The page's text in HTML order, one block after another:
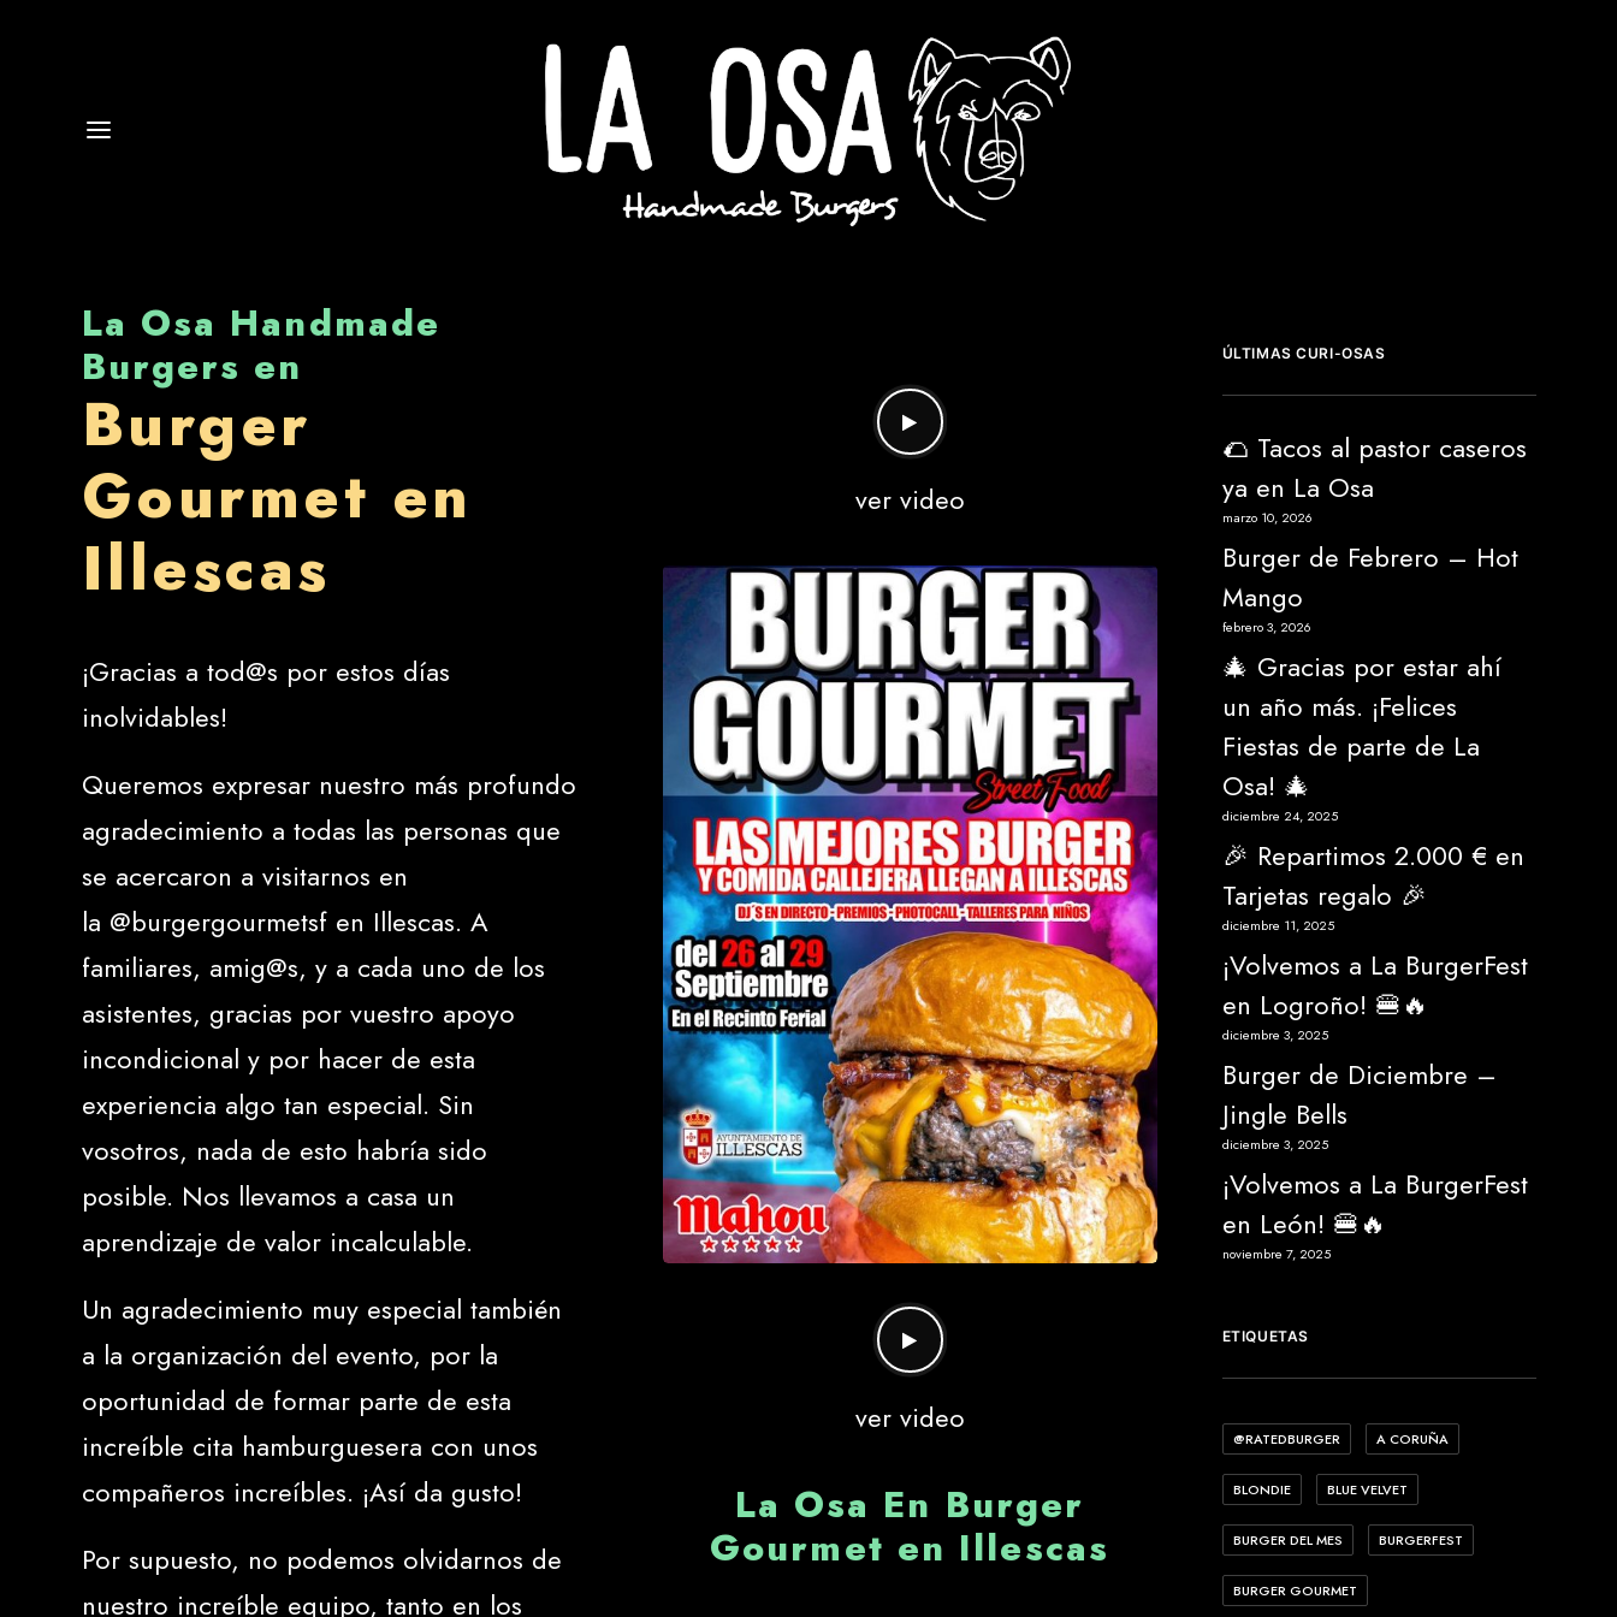
La Osa Handmade
Burgers en
Burger
Gourmet en
Illescas
¡Gracias a tod@s por estos días
inolvidables!
Queremos expresar nuestro más profundo
agradecimiento a todas las personas que
se acercaron a visitarnos en
la @burgergourmetsfen Illescas. A
familiares, amig@s, y a cada uno de los
asistentes, gracias por vuestro apoyo
incondicional y por hacer de esta
experiencia algo tan especial. Sin
vosotros, nada de esto habría sido
posible. Nos llevamos a casa un
aprendizaje de valor incalculable.
Un agradecimiento muy especial también
a la organización del evento, por la
oportunidad de formar parte de esta
increíble cita hamburguesera con unos
compañeros increíbles. ¡Así da gusto!
Por supuesto, no podemos olvidarnos de
nuestro increíble equipo, tanto en los
ver video
ver video
La Osa En Burger
Gourmet en Illescas
ÚLTIMAS CURI-OSAS
🌮 Tacos al pastor caseros
ya en La Osa
marzo 10, 2026
Burger de Febrero – Hot
Mango
febrero 3, 2026
🎄 Gracias por estar ahí
un año más. ¡Felices
Fiestas de parte de La
Osa! 🎄
diciembre 24, 2025
🎉 Repartimos 2.000 € en
Tarjetas regalo 🎉
diciembre 11, 2025
¡Volvemos a La BurgerFest
en Logroño! 🍔🔥
diciembre 3, 2025
Burger de Diciembre –
Jingle Bells
diciembre 3, 2025
¡Volvemos a La BurgerFest
en León! 🍔🔥
noviembre 7, 2025
ETIQUETAS
@RATEDBURGER A CORUÑA
BLONDIE BLUE VELVET
BURGER DEL MES BURGERFEST
BURGER GOURMET